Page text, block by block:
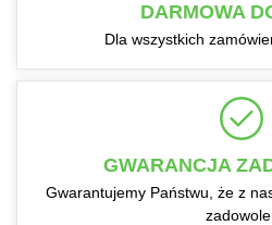
DARMOWA
Dla wszystkich
GWARANCJA
Gwarantujemy Państwu, że z